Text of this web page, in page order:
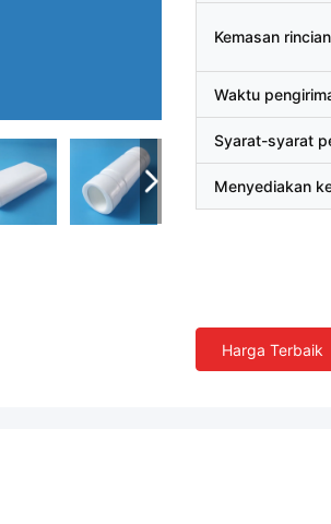
Kemasan rincian
Waktu
Syarat-syarat
Menyediakan
Harga Terbaik